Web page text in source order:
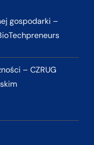
gospodarki –
– CZRUG